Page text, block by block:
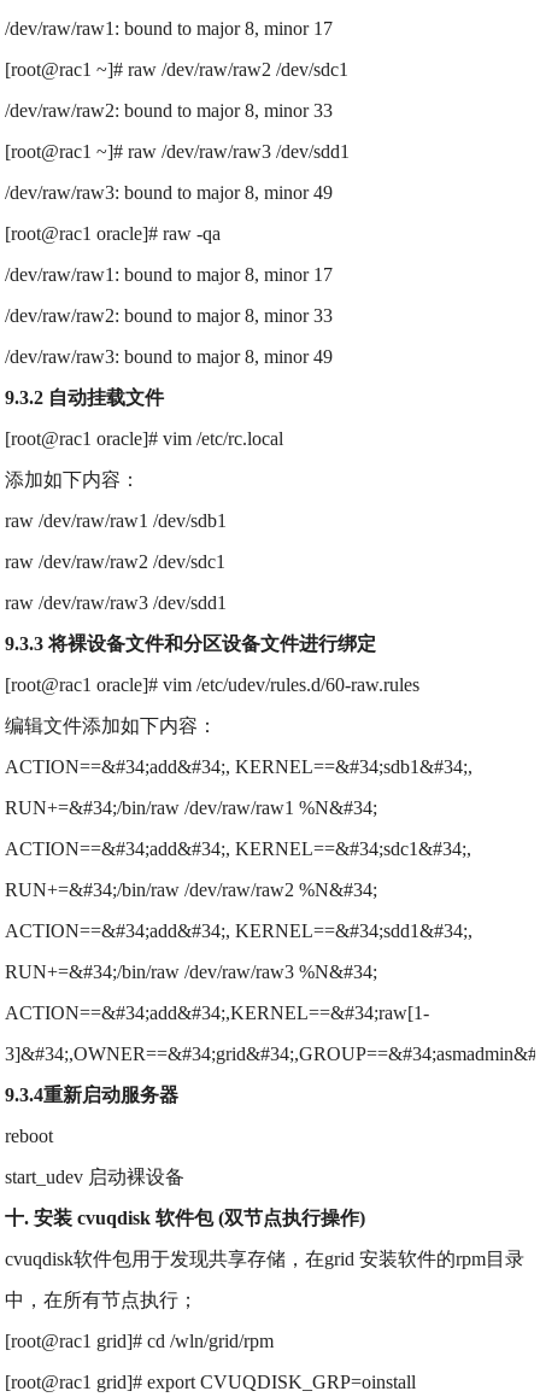
/dev/raw/raw1: bound to major 8, minor 17
[root@rac1 ~]# raw /dev/raw/raw2 /dev/sdc1
/dev/raw/raw2: bound to major 8, minor 33
[root@rac1 ~]# raw /dev/raw/raw3 /dev/sdd1
/dev/raw/raw3: bound to major 8, minor 49
[root@rac1 oracle]# raw -qa
/dev/raw/raw1: bound to major 8, minor 17
/dev/raw/raw2: bound to major 8, minor 33
/dev/raw/raw3: bound to major 8, minor 49
9.3.2 自动挂载文件
[root@rac1 oracle]# vim /etc/rc.local
添加如下内容：
raw /dev/raw/raw1 /dev/sdb1
raw /dev/raw/raw2 /dev/sdc1
raw /dev/raw/raw3 /dev/sdd1
9.3.3 将裸设备文件和分区设备文件进行绑定
[root@rac1 oracle]# vim /etc/udev/rules.d/60-raw.rules
编辑文件添加如下内容：
ACTION==&#34;add&#34;, KERNEL==&#34;sdb1&#34;,
RUN+=&#34;/bin/raw /dev/raw/raw1 %N&#34;
ACTION==&#34;add&#34;, KERNEL==&#34;sdc1&#34;,
RUN+=&#34;/bin/raw /dev/raw/raw2 %N&#34;
ACTION==&#34;add&#34;, KERNEL==&#34;sdd1&#34;,
RUN+=&#34;/bin/raw /dev/raw/raw3 %N&#34;
ACTION==&#34;add&#34;,KERNEL==&#34;raw[1-
9.3.4重新启动服务器
reboot
start_udev 启动裸设备
十. 安装 cvuqdisk 软件包 (双节点执行操作)
cvuqdisk软件包用于发现共享存储，在grid 安装软件的rpm目录
中，在所有节点执行；
[root@rac1 grid]# cd /wln/grid/rpm
[root@rac1 grid]# export CVUQDISK_GRP=oinstall